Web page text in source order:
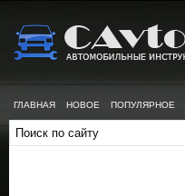
ГЛАВНАЯ НОВОЕ ПОПУЛЯРНОЕ